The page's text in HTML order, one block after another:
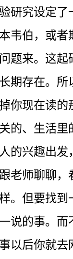
研究设定了
韦伯，或者
题来。这起
期存在。所
你现在读的
的、生活里
的兴趣出发
老师聊聊，
。但要找到
说的事。而
以后你就去